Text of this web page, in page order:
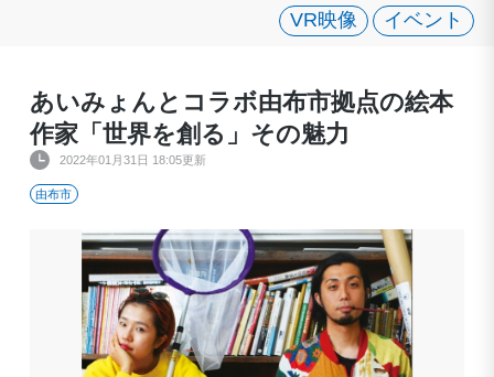
VR映像 イベント
あいみょんとコラボ由布市拠点の絵本
作家「世界を創る」その魅力
2022年01月31日 18:05更新
由布市